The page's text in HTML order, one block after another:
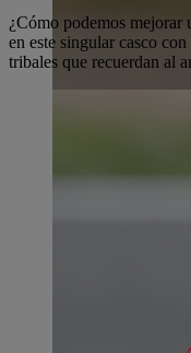
¿Cómo podemos mejorar
en este singular casco
tribales que recuerdan al